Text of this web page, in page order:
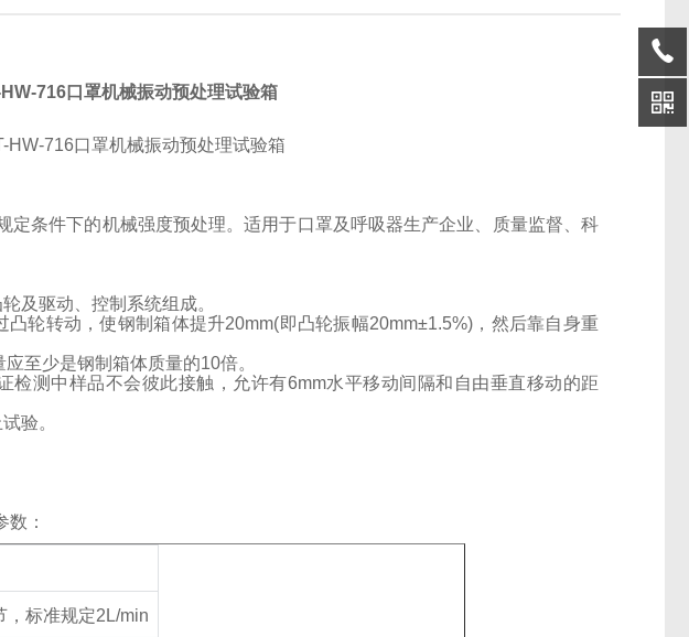
716口罩机械振动预处理试验箱
定条件下的机械强度预处理。适用于口罩及呼吸器生产企业、质量监督、科
及驱动、控制系统组成。
凸轮转动，使钢制箱体提升20mm(即凸轮振幅20mm±1.5%) ，然后靠自身重
应至少是钢制箱体质量的10倍。
检测中样品不会彼此接触，允许有6mm水平移动间隔和自由垂直移动的距
验。
数：
，标准规定2L/min